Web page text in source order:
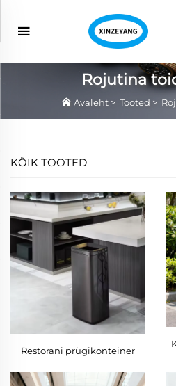
Rojutina
Avaleht > Tooted >
KÕIK TOOTED
Restorani prügikonteiner